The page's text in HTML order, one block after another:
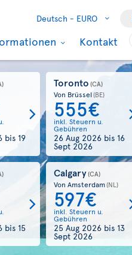
Deutsch - EURO
Kontakt
bis19
Toronto (CA)
Von Brüssel(BE)
555€
inkl. Steuern u.
Gebühren
26 Aug 2026 bis 16
Sept 2026
bis15
Calgary(CA)
Von Amsterdam(NL)
597€
inkl. Steuern u.
Gebühren
25 Aug 2026 bis 13
Sept 2026